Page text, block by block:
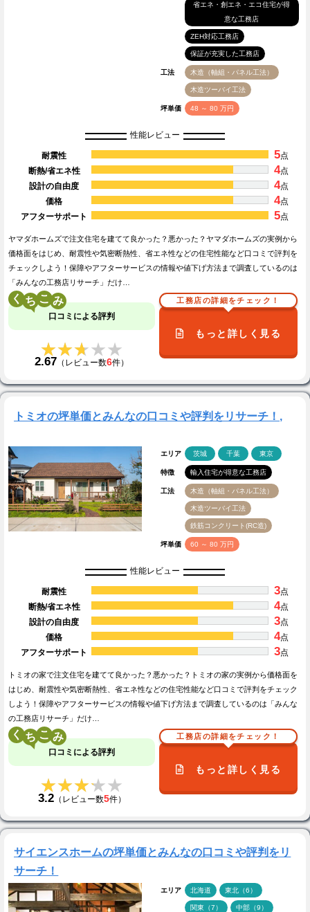
省エネ・創エネ・エコ住宅が得
意な工務店
ZEH対応工務店
保証が充実した工務店
工法 木造（軸組・パネル工法）
木造ツーバイ工法
坪単価 48 ～ 80 万円
性能レビュー
耐震性 5点
断熱/省エネ性
4点
設計の自由度
4点
価格
4点
アフターサポート
5点
ヤマダホームズで注文住宅を建てて良かった？悪かった？ヤマダホームズの実例から
価格面をはじめ、耐震性や気密断熱性、省エネ性などの住宅性能など口コミで評判を
チェックしよう！保障やアフターサービスの情報や値下げ方法まで調査しているのは
「みんなの工務店リサーチ」だけ…
く こ
口コミによる評判
★★★★★
★★★★★
2.67 （レビュー数6件）
工務店の詳細をチェック！
もっと詳しく見る
トミオの坪単価とみんなの口コミや評判をリサーチ！,
エリア 茨城 千葉 東京
特徴 輸入住宅が得意な工務店
工法 木造（軸組・パネル工法）
木造ツーバイ工法
鉄筋コンクリート(RC造)
坪単価 60 ～ 80 万円
性能レビュー
耐震性 3点
断熱/省エネ性
4点
設計の自由度
3点
価格
4点
アフターサポート
3点
トミオの家で注文住宅を建てて良かった？悪かった？トミオの家の実例から価格面を
はじめ、耐震性や気密断熱性、省エネ性などの住宅性能など口コミで評判をチェック
しよう！保障やアフターサービスの情報や値下げ方法まで調査しているのは「みんな
の工務店リサーチ」だけ…
く こ
口コミによる評判
★★★★★
★★★★★
3.2（レビュー数5件）
工務店の詳細をチェック！
もっと詳しく見る
サイエンスホームの坪単価とみんなの口コミや評判をリ
サーチ！
エリア 北海道 東北（6）
関東（7） 中部（9）